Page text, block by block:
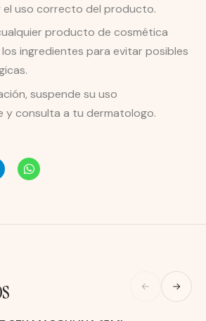
el uso correcto del producto.
producto de cosmética
ingredientes para evitar posibles
suspende su uso
y consulta a tu dermatologo.